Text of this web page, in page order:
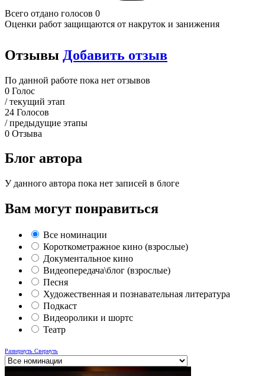
Всего отдано голосов 0
Оценки работ защищаются от накруток и занижения
Отзывы Добавить отзыв
По данной работе пока нет отзывов
0 Голос
/ текущий этап
24 Голосов
/ предыдущие этапы
0 Отзыва
Блог автора
У данного автора пока нет записей в блоге
Вам могут понравиться
Все номинации
Короткометражное кино (взрослые)
Документальное кино
Видеопередача\блог (взрослые)
Песня
Художественная и познавательная литература
Подкаст
Видеоролики и шортс
Театр
Развернуть Свернуть